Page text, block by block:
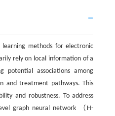
learning methods for electronic
rely on local information of a
potential associations among
and treatment pathways. This
and robustness. To address
graph neural network （H-